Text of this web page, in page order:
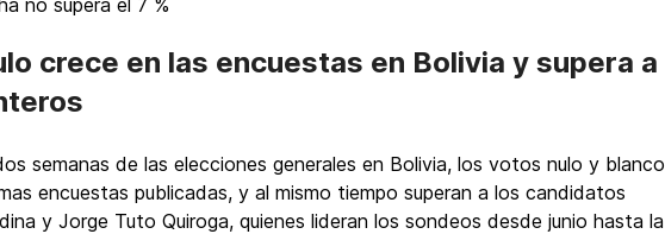
no supera el 7 %
crece en las encuestas en Bolivia y supera a
semanas de las elecciones generales en Bolivia, los votos nulo y blanco
encuestas publicadas, y al mismo tiempo superan a los candidatos
y Jorge Tuto Quiroga, quienes lideran los sondeos desde junio hasta la